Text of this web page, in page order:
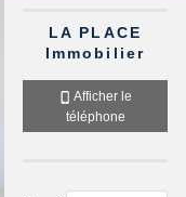
LA PLACE
Immobilier
Afficher le
téléphone